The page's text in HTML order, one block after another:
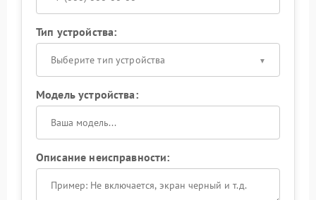
Тип устройства:
Выберите тип устройства
Модель устройства:
Описание неисправности: